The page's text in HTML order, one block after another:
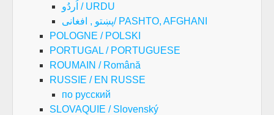
اُردُو / URDU
پښتو , افغانی/ PASHTO, AFGHANI
POLOGNE / POLSKI
PORTUGAL / PORTUGUESE
ROUMAIN / Română
RUSSIE / EN RUSSE
по русский
SLOVAQUIE / Slovenský